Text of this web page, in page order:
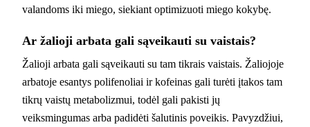
valandoms iki miego, siekiant optimizuoti miego kokybę.
Ar žalioji arbata gali sąveikauti su vaistais?
Žalioji arbata gali sąveikauti su tam tikrais vaistais. Žaliojoje
arbatoje esantys polifenoliai ir kofeinas gali turėti įtakos tam
tikrų vaistų metabolizmui, todėl gali pakisti jų
veiksmingumas arba padidėti šalutinis poveikis. Pavyzdžiui,